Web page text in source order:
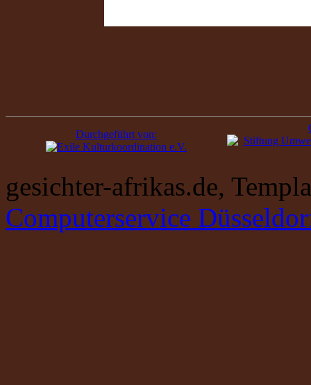
Durchgeführt von:
gesichter-afrikas.de,
Computerservice